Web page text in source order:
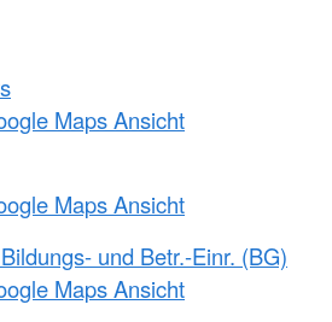
Maps Ansicht
Maps Ansicht
und Betr.-Einr. (BG)
Maps Ansicht